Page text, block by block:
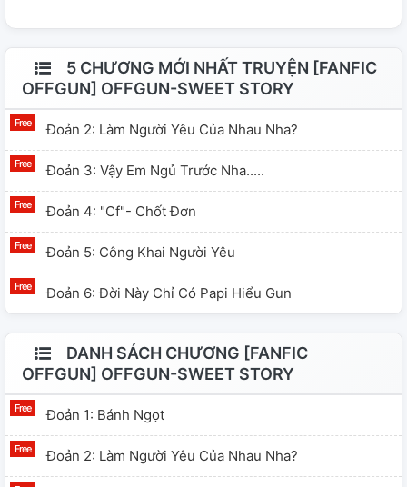
5 CHƯƠNG MỚI NHẤT TRUYỆN [FANFIC
OFFGUN] OFFGUN-SWEET STORY
Đoản 2: Làm Người Yêu Của Nhau Nha?
Đoản 3: Vậy Em Ngủ Trước Nha.....
Đoản 4: "Cf"- Chốt Đơn
Đoản 5: Công Khai Người Yêu
Đoản 6: Đời Này Chỉ Có Papi Hiểu Gun
DANH SÁCH CHƯƠNG [FANFIC
OFFGUN] OFFGUN-SWEET STORY
Đoản 1: Bánh Ngọt
Đoản 2: Làm Người Yêu Của Nhau Nha?